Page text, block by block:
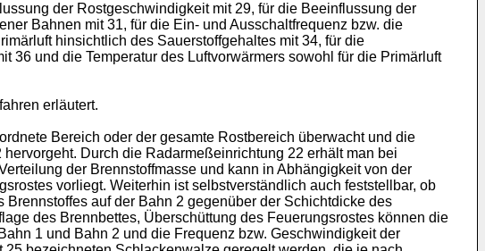
der Rostgeschwindigkeit mit 29, für die Beeinflussung der
Bahnen mit 31, für die Ein- und Ausschaltfrequenz bzw. die
hinsichtlich des Sauerstoffgehaltes mit 34, für die
36 und die Temperatur des Luftvorwärmers sowohl für die Primärluft
erläutert.
Bereich oder der gesamte Rostbereich überwacht und die
Durch die Radarmeßeinrichtung 22 erhält man bei
der Brennstoffmasse und kann in Abhängigkeit von der
vorliegt. Weiterhin ist selbstverständlich auch feststellbar, ob
auf der Bahn 2 gegenüber der Schichtdicke des
des Brennbettes, Überschüttung des Feuerungsrostes können die
1 und Bahn 2 und die Frequenz bzw. Geschwindigkeit der